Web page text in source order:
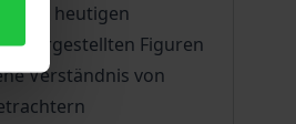
der heutigen
dargestellten Figuren
Verständnis von